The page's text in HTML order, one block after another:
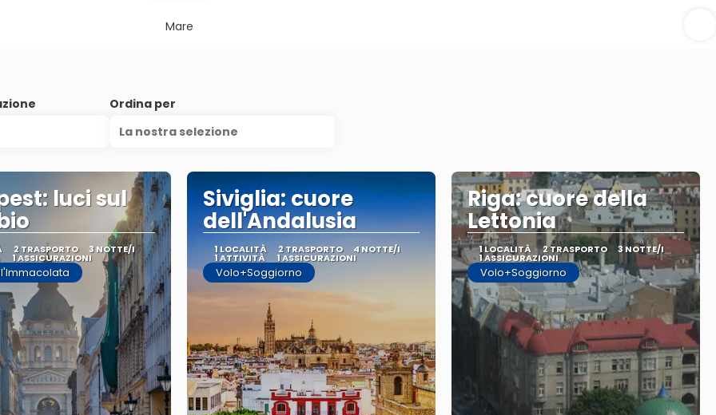
Mare
Ordina per
La nostra selezione
luci sul
2 TRASPORTO 3 NOTTE/I
1 ASSICURAZIONI
Siviglia: cuore
dell'Andalusia
1 LOCALITÀ 2 TRASPORTO 4 NOTTE/I
1 ATTIVITÀ 1 ASSICURAZIONI
Volo+Soggiorno
Riga: cuore della
Lettonia
1 LOCALITÀ 2 TRASPORTO 3 NOTTE/I
1 ASSICURAZIONI
Volo+Soggiorno